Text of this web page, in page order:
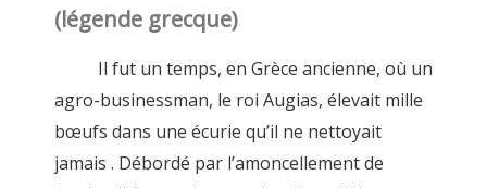
(légende grecque)
Il fut un temps, en Grèce ancienne, où un
agro-businessman, le roi Augias, élevait mille
bœufs dans une écurie qu’il ne nettoyait
jamais . Débordé par l’amoncellement de